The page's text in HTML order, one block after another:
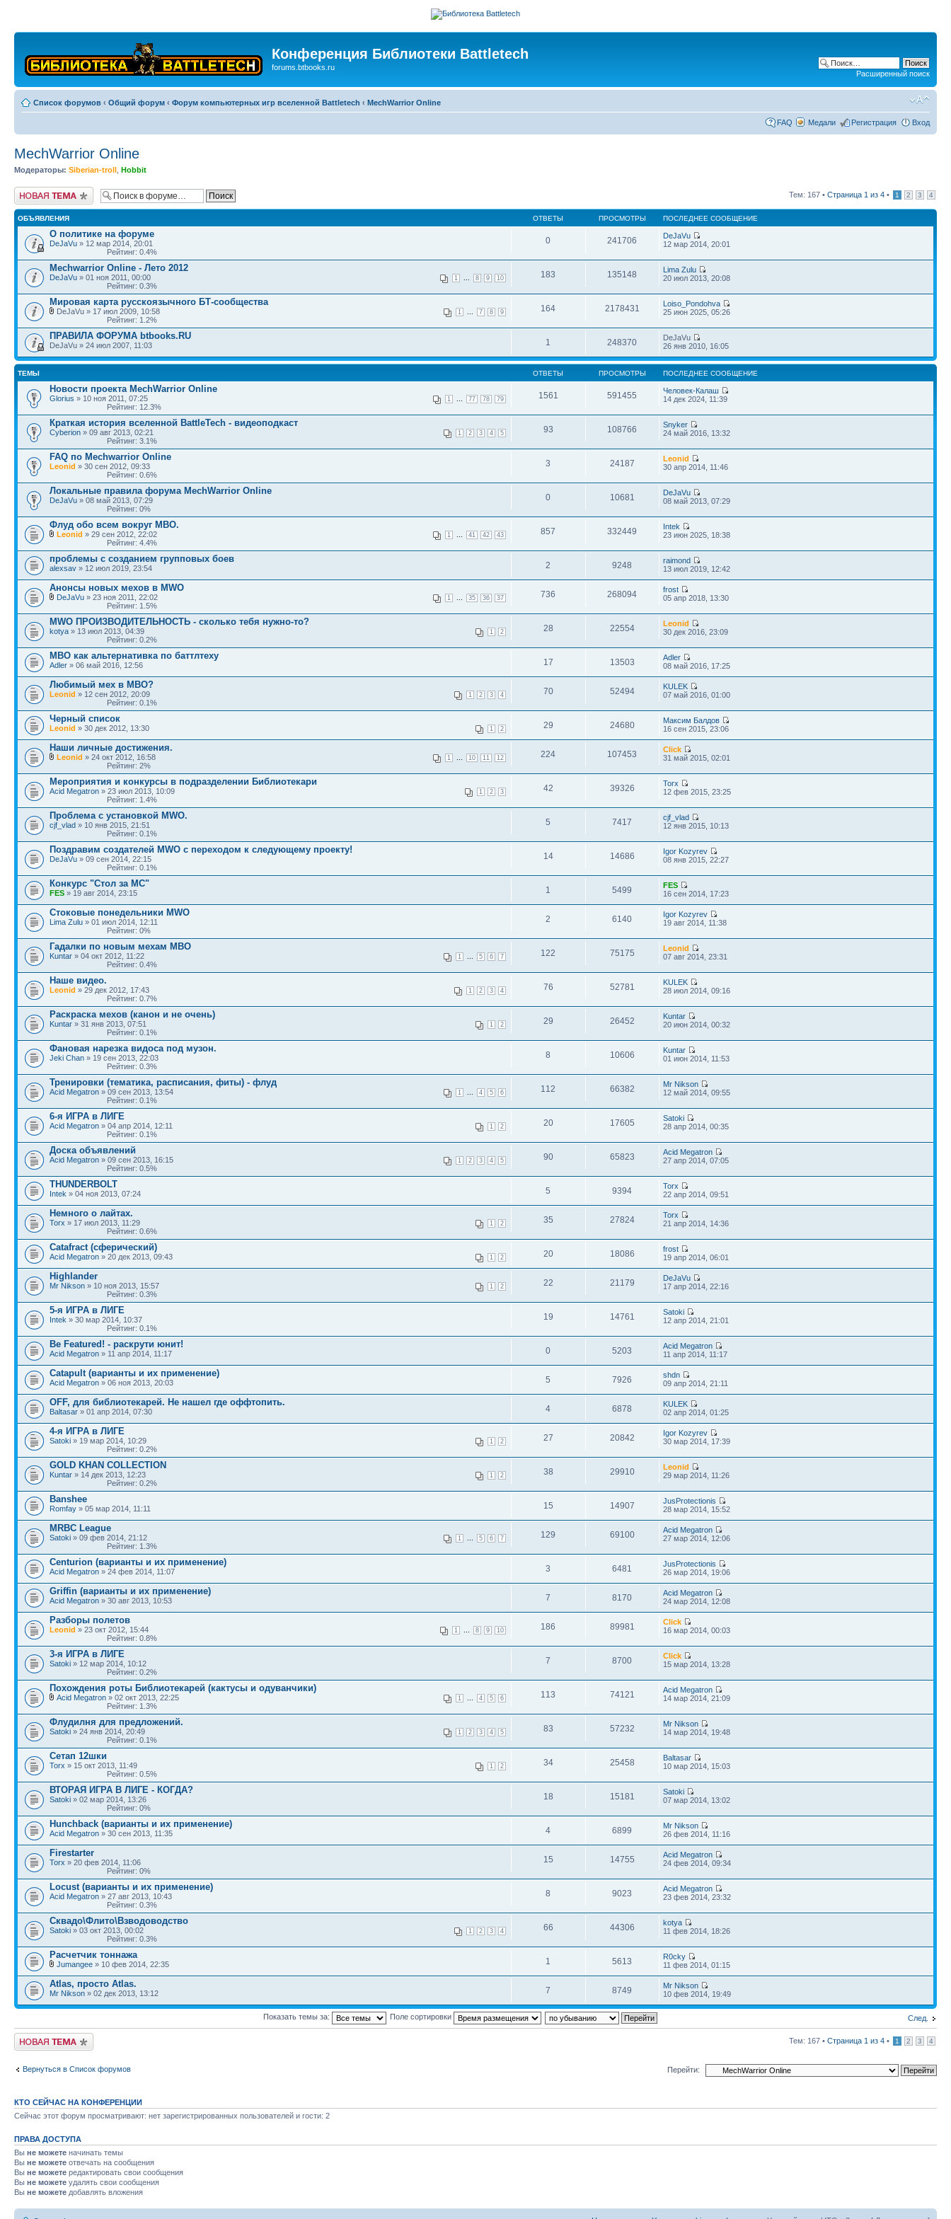
Конференция Библиотеки Battletech
forums.btbooks.ru
Расширенный поиск
Список форумов ‹ Общий форум ‹ Форум компьютерных игр вселенной Battletech ‹ MechWarrior Online
FAQ Медали Регистрация Вход
MechWarrior Online
Модераторы: Siberian-troll Hobbit
Новая тема Тем: 167 • Страница 1 из 4 • 1 2 3 4
ОБЪЯВЛЕНИЯ ОТВЕТЫ ПРОСМОТРЫ ПОСЛЕДНЕЕ СООБЩЕНИЕ
О политике на форуме
DeJaVu » 12 мар 2014, 20:01
Рейтинг: 0.4%
0 241706
DeJaVu
12 мар 2014, 20:01
Mechwarrior Online - Лето 2012
1 8 9 10
DeJaVu » 01 ноя 2011, 00:00
Рейтинг: 0.3%
183 135148
Lima Zulu
20 июл 2013, 20:08
Мировая карта русскоязычного БТ-сообщества
1 7 8 9
DeJaVu » 17 июл 2009, 10:58
Рейтинг: 1.2%
164 2178431
Loiso_Pondohva
25 июн 2025, 05:26
ПРАВИЛА ФОРУМА btbooks.RU
DeJaVu » 24 июл 2007, 11:03 1 248370
DeJaVu
26 янв 2010, 16:05
ТЕМЫ ОТВЕТЫ ПРОСМОТРЫ ПОСЛЕДНЕЕ СООБЩЕНИЕ
Новости проекта MechWarrior Online
1 77 78 79
Glorius » 10 ноя 2011, 07:25
Рейтинг: 12.3%
1561 591455
Человек-Калаш
14 дек 2024, 11:39
Краткая история вселенной BattleTech - видеоподкаст
1 2 3 4 5
Cyberion » 09 авг 2013, 02:21
Рейтинг: 3.1%
93 108766
Snyker
24 май 2016, 13:32
FAQ по Mechwarrior Online
Leonid » 30 сен 2012, 09:33
Рейтинг: 0.6%
3 24187
Leonid
30 апр 2014, 11:46
Локальные правила форума MechWarrior Online
DeJaVu » 08 май 2013, 07:29
Рейтинг: 0%
0 10681
DeJaVu
08 май 2013, 07:29
Флуд обо всем вокруг МВО.
1 41 42 43
Leonid » 29 сен 2012, 22:02
Рейтинг: 4.4%
857 332449
Intek
23 июн 2025, 18:38
проблемы с созданием групповых боев
alexsav » 12 июл 2019, 23:54 2 9248
raimond
13 июл 2019, 12:42
Анонсы новых мехов в MWO
1 35 36 37
DeJaVu » 23 ноя 2011, 22:02
Рейтинг: 1.5%
736 268094
frost
05 апр 2018, 13:30
MWO ПРОИЗВОДИТЕЛЬНОСТЬ - сколько тебя нужно-то?
1 2
kotya » 13 июл 2013, 04:39
Рейтинг: 0.2%
28 22554
Leonid
30 дек 2016, 23:09
МВО как альтернативка по баттлтеху
Adler » 06 май 2016, 12:56 17 13503
Adler
08 май 2016, 17:25
Любимый мех в МВО?
1 2 3 4
Leonid » 12 сен 2012, 20:09
Рейтинг: 0.1%
70 52494
KULEK
07 май 2016, 01:00
Черный список
1 2
Leonid » 30 дек 2012, 13:30 29 24680
Максим Балдов
16 сен 2015, 23:06
Наши личные достижения.
1 10 11 12
Leonid » 24 окт 2012, 16:58
Рейтинг: 2%
224 107453
Click
31 май 2015, 02:01
Мероприятия и конкурсы в подразделении Библиотекари
1 2 3
Acid Megatron » 23 июл 2013, 10:09
Рейтинг: 1.4%
42 39326
Torx
12 фев 2015, 23:25
Проблема с установкой MWO.
cjf_vlad » 10 янв 2015, 21:51
Рейтинг: 0.1%
5 7417
cjf_vlad
12 янв 2015, 10:13
Поздравим создателей MWO с переходом к следующему проекту!
DeJaVu » 09 сен 2014, 22:15
Рейтинг: 0.1%
14 14686
Igor Kozyrev
08 янв 2015, 22:27
Конкурс "Стол за МС"
FES » 19 авг 2014, 23:15 1 5499
FES
16 сен 2014, 17:23
Стоковые понедельники MWO
Lima Zulu » 01 июл 2014, 12:11
Рейтинг: 0%
2 6140
Igor Kozyrev
19 авг 2014, 11:38
Гадалки по новым мехам МВО
1 5 6 7
Kuntar » 04 окт 2012, 11:22
Рейтинг: 0.4%
122 75175
Leonid
07 авг 2014, 23:31
Наше видео.
1 2 3 4
Leonid » 29 дек 2012, 17:43
Рейтинг: 0.7%
76 52781
KULEK
28 июл 2014, 09:16
Раскраска мехов (канон и не очень)
1 2
Kuntar » 31 янв 2013, 07:51
Рейтинг: 0.1%
29 26452
Kuntar
20 июн 2014, 00:32
Фановая нарезка видоса под музон.
Jeki Chan » 19 сен 2013, 22:03
Рейтинг: 0.3%
8 10606
Kuntar
01 июн 2014, 11:53
Тренировки (тематика, расписания, фиты) - флуд
1 4 5 6
Acid Megatron » 09 сен 2013, 13:54
Рейтинг: 0.1%
112 66382
Mr Nikson
12 май 2014, 09:55
6-я ИГРА в ЛИГЕ
1 2
Acid Megatron » 04 апр 2014, 12:11
Рейтинг: 0.1%
20 17605
Satoki
28 апр 2014, 00:35
Доска объявлений
1 2 3 4 5
Acid Megatron » 09 сен 2013, 16:15
Рейтинг: 0.5%
90 65823
Acid Megatron
27 апр 2014, 07:05
THUNDERBOLT
Intek » 04 ноя 2013, 07:24 5 9394
Torx
22 апр 2014, 09:51
Немного о лайтах.
1 2
Torx » 17 июл 2013, 11:29
Рейтинг: 0.6%
35 27824
Torx
21 апр 2014, 14:36
Catafract (сферический)
1 2
Acid Megatron » 20 дек 2013, 09:43 20 18086
frost
19 апр 2014, 06:01
Highlander
1 2
Mr Nikson » 10 ноя 2013, 15:57
Рейтинг: 0.3%
22 21179
DeJaVu
17 апр 2014, 22:16
5-я ИГРА в ЛИГЕ
Intek » 30 мар 2014, 10:37
Рейтинг: 0.1%
19 14761
Satoki
12 апр 2014, 21:01
Be Featured! - раскрути юнит!
Acid Megatron » 11 апр 2014, 11:17 0 5203
Acid Megatron
11 апр 2014, 11:17
Catapult (варианты и их применение)
Acid Megatron » 06 ноя 2013, 20:03 5 7926
shdn
09 апр 2014, 21:11
OFF, для библиотекарей. Не нашел где оффтопить.
Baltasar » 01 апр 2014, 07:30 4 6878
KULEK
02 апр 2014, 01:25
4-я ИГРА в ЛИГЕ
1 2
Satoki » 19 мар 2014, 10:29
Рейтинг: 0.2%
27 20842
Igor Kozyrev
30 мар 2014, 17:39
GOLD KHAN COLLECTION
1 2
Kuntar » 14 дек 2013, 12:23
Рейтинг: 0.2%
38 29910
Leonid
29 мар 2014, 11:26
Banshee
Romfay » 05 мар 2014, 11:11 15 14907
JusProtectionis
28 мар 2014, 15:52
MRBC League
1 5 6 7
Satoki » 09 фев 2014, 21:12
Рейтинг: 1.3%
129 69100
Acid Megatron
27 мар 2014, 12:06
Centurion (варианты и их применение)
Acid Megatron » 24 фев 2014, 11:07 3 6481
JusProtectionis
26 мар 2014, 19:06
Griffin (варианты и их применение)
Acid Megatron » 30 авг 2013, 10:53 7 8170
Acid Megatron
24 мар 2014, 12:08
Разборы полетов
1 8 9 10
Leonid » 23 окт 2012, 15:44
Рейтинг: 0.8%
186 89981
Click
16 мар 2014, 00:03
3-я ИГРА в ЛИГЕ
Satoki » 12 мар 2014, 10:12
Рейтинг: 0.2%
7 8700
Click
15 мар 2014, 13:28
Похождения роты Библиотекарей (кактусы и одуванчики)
1 4 5 6
Acid Megatron » 02 окт 2013, 22:25
Рейтинг: 1.3%
113 74121
Acid Megatron
14 мар 2014, 21:09
Флудилня для предложений.
1 2 3 4 5
Satoki » 24 янв 2014, 20:49
Рейтинг: 0.1%
83 57232
Mr Nikson
14 мар 2014, 19:48
Сетап 12шки
1 2
Torx » 15 окт 2013, 11:49
Рейтинг: 0.5%
34 25458
Baltasar
10 мар 2014, 15:03
ВТОРАЯ ИГРА В ЛИГЕ - КОГДА?
Satoki » 02 мар 2014, 13:26
Рейтинг: 0%
18 15181
Satoki
07 мар 2014, 13:02
Hunchback (варианты и их применение)
Acid Megatron » 30 сен 2013, 11:35 4 6899
Mr Nikson
26 фев 2014, 11:16
Firestarter
Torx » 20 фев 2014, 11:06
Рейтинг: 0%
15 14755
Acid Megatron
24 фев 2014, 09:34
Locust (варианты и их применение)
Acid Megatron » 27 авг 2013, 10:43
Рейтинг: 0.3%
8 9023
Acid Megatron
23 фев 2014, 23:32
Сквадо\Флито\Взводоводство
1 2 3 4
Satoki » 03 окт 2013, 00:02
Рейтинг: 0.3%
66 44306
kotya
11 фев 2014, 18:26
Расчетчик тоннажа
Jumangee » 10 фев 2014, 22:35 1 5613
R0cky
11 фев 2014, 01:15
Atlas, просто Atlas.
Mr Nikson » 02 дек 2013, 13:12 7 8749
Mr Nikson
10 фев 2014, 19:49
След.
Показать темы за: Поле сортировки
Новая тема Тем: 167 • Страница 1 из 4 • 1 2 3 4
Вернуться в Список форумов Перейти:
КТО СЕЙЧАС НА КОНФЕРЕНЦИИ
Сейчас этот форум просматривают: нет зарегистрированных пользователей и гости: 2
ПРАВА ДОСТУПА
Вы не можете начинать темы
Вы не можете отвечать на сообщения
Вы не можете редактировать свои сообщения
Вы не можете удалять свои сообщения
Вы не можете добавлять вложения